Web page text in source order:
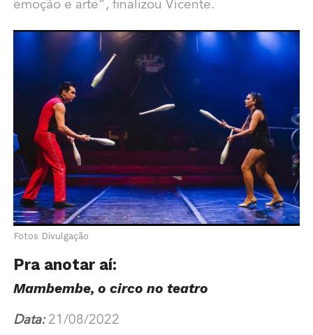
emoção e arte”, finalizou Vicente.
Fotos Divulgação
Pra anotar aí:
Mambembe, o circo no teatro
Data:21/08/2022